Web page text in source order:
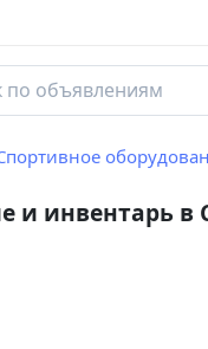
и инвентарь